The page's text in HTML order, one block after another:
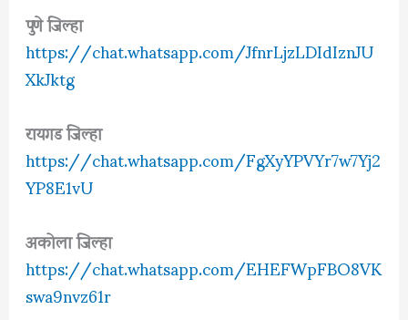
पुणे जिल्हा
https://chat.whatsapp.com/JfnrLjzLDIdIznJU
XkJktg
रायगड जिल्हा
https://chat.whatsapp.com/FgXyYPVYr7w7Yj2
YP8E1vU
अकोला जिल्हा
https://chat.whatsapp.com/EHEFWpFBO8VK
swa9nvz61r